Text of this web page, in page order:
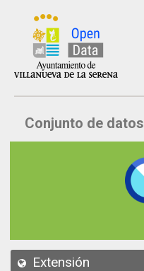
Inicio
Datos
API
Conjunto de datos
Extensión